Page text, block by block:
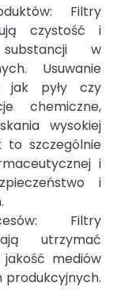
Filtry
czystość i
w
Usuwanie
jak pyły czy
chemiczne,
wysokiej
to szczególnie
i
i
Filtry
utrzymać
mediów
produkcyjnych.